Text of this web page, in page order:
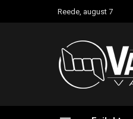
Reede, august 7